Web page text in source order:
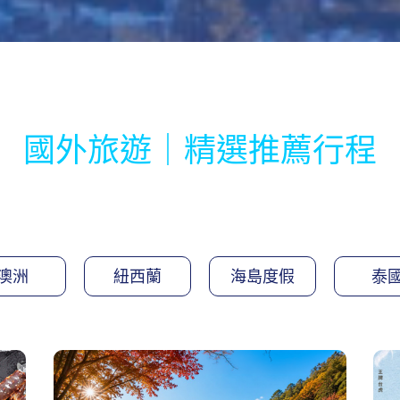
國外旅遊｜精選推薦行程
洲 紐西蘭 海島度假 泰